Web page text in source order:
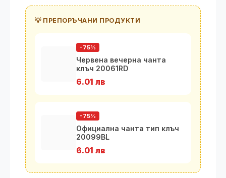
💡 ПРЕПОРЪЧАНИ ПРОДУКТИ
-75%
Червена вечерна чанта
клъч 20061RD
6.01 лв
-75%
Официална чанта тип клъч
20099BL
6.01 лв